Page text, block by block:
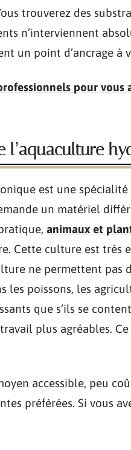
trouverez des
n’interviennent
un point d’ancrage à
pour
l’aquaculture
est une
un matériel
animaux et
Cette culture est très
ne permettent pas
les poissons, les
que s’ils se
plus agréables.
accessible, peu
préférées. Si vous